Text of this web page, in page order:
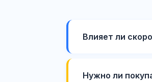
Влияет ли
Нужно ли